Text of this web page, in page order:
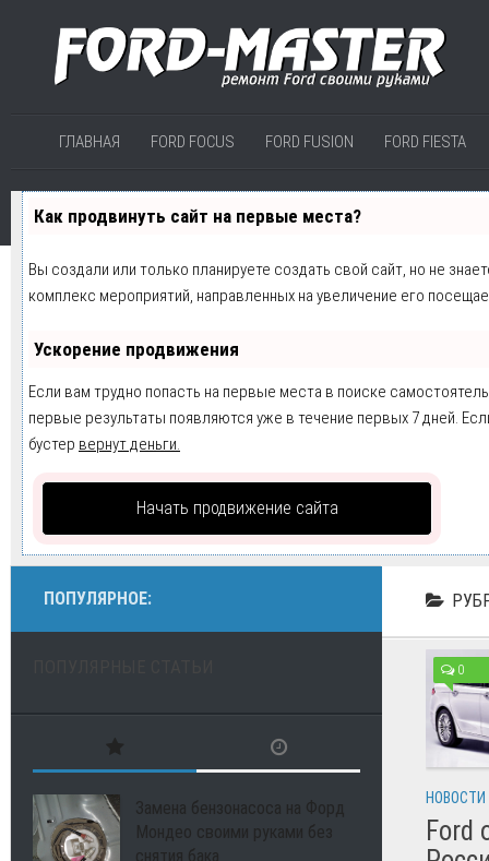
ГЛАВНАЯ FORD FOCUS FORD FUSION FORD FIESTA
Как продвинуть сайт на первые места?
Вы создали или только планируете создать свой сайт, но не
комплекс мероприятий, направленных на увеличение его
Ускорение продвижения
Если вам трудно попасть на первые места в поиске
первые результаты появляются уже в течение первых 7 дней.
бустер вернут деньги.
Начать продвижение сайта
0
НОВОСТИ
Ford
ПОПУЛЯРНОЕ:
Замена бензонасоса на Форд
Мондео своими руками без
снятия бака